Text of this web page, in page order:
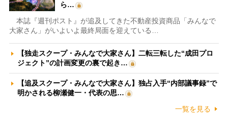
ら…
本誌『週刊ポスト』が追及してきた不動産投資商品「みんなで
大家さん」がいよいよ最終局面を迎えている…
【独走スクープ・みんなで大家さん】二転三転した“成田プロ
ジェクト”の計画変更の裏で起き…
【追及スクープ・みんなで大家さん】独占入手“内部議事録”で
明かされる柳瀬健一・代表の思…
一覧を見る